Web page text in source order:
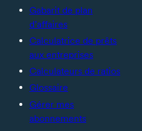
Gabarit de plan
d’affaires
Calculatrice de prêts
aux entreprises
Calculateurs de ratios
Glossaire
Gérer mes
abonnements